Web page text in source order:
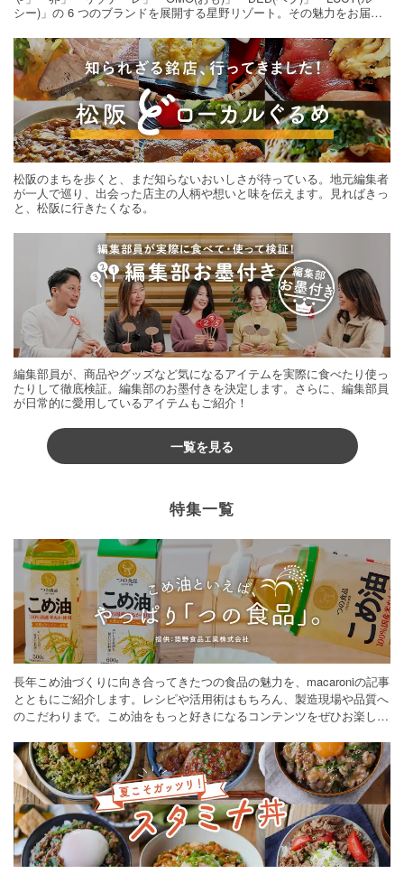
シー)」の 6 つのブランドを展開する星野リゾート。その魅力をお届け
松阪のまちを歩くと、まだ知らないおいしさが待っている。地元編集者
が一人で巡り、出会った店主の人柄や想いと味を伝えます。見ればきっ
と、松阪に行きたくなる。
編集部員が、商品やグッズなど気になるアイテムを実際に食べたり使っ
たりして徹底検証。編集部のお墨付きを決定します。さらに、編集部員
が日常的に愛用しているアイテムもご紹介！
一覧を見る
特集一覧
長年こめ油づくりに向き合ってきたつの食品の魅力を、macaroniの記事
とともにご紹介します。レシピや活用術はもちろん、製造現場や品質へ
のこだわりまで。こめ油をもっと好きになるコンテンツをぜひお楽しみ